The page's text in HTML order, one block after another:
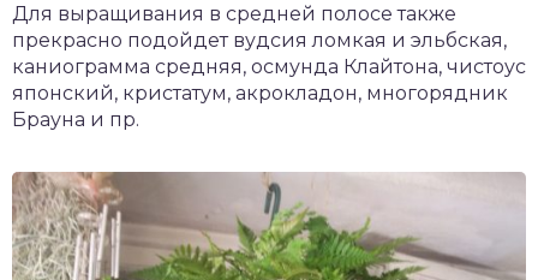
Для выращивания в средней полосе также
прекрасно подойдет вудсия ломкая и эльбская,
каниограмма средняя, осмунда Клайтона, чистоус
японский, кристатум, акрокладон, многорядник
Брауна и пр.